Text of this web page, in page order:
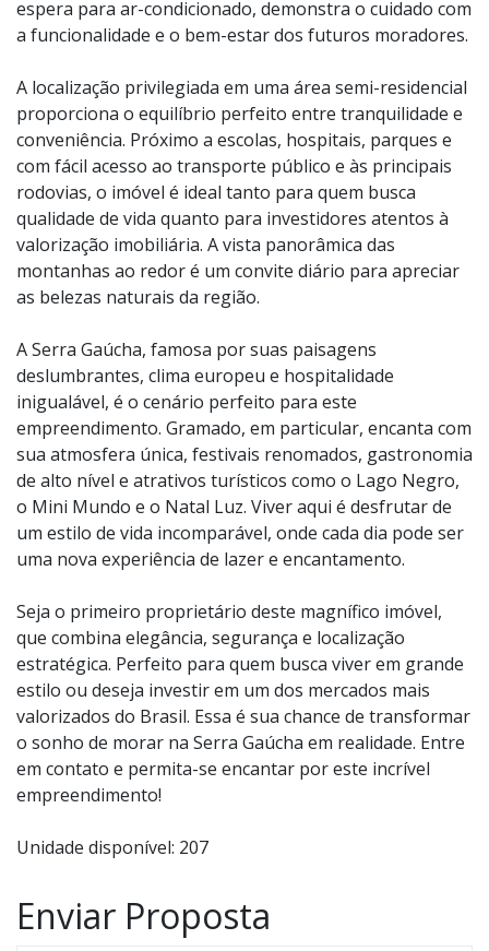
espera para ar-condicionado, demonstra o cuidado com
a funcionalidade e o bem-estar dos futuros moradores.
A localização privilegiada em uma área semi-residencial
proporciona o equilíbrio perfeito entre tranquilidade e
conveniência. Próximo a escolas, hospitais, parques e
com fácil acesso ao transporte público e às principais
rodovias, o imóvel é ideal tanto para quem busca
qualidade de vida quanto para investidores atentos à
valorização imobiliária. A vista panorâmica das
montanhas ao redor é um convite diário para apreciar
as belezas naturais da região.
A Serra Gaúcha, famosa por suas paisagens
deslumbrantes, clima europeu e hospitalidade
inigualável, é o cenário perfeito para este
empreendimento. Gramado, em particular, encanta com
sua atmosfera única, festivais renomados, gastronomia
de alto nível e atrativos turísticos como o Lago Negro,
o Mini Mundo e o Natal Luz. Viver aqui é desfrutar de
um estilo de vida incomparável, onde cada dia pode ser
uma nova experiência de lazer e encantamento.
Seja o primeiro proprietário deste magnífico imóvel,
que combina elegância, segurança e localização
estratégica. Perfeito para quem busca viver em grande
estilo ou deseja investir em um dos mercados mais
valorizados do Brasil. Essa é sua chance de transformar
o sonho de morar na Serra Gaúcha em realidade. Entre
em contato e permita-se encantar por este incrível
empreendimento!
Unidade disponível: 207
Enviar Proposta